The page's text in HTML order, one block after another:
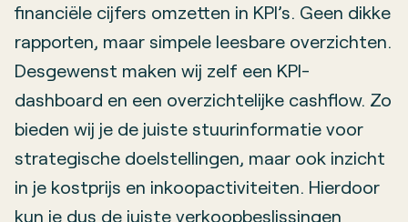
financiële cijfers omzetten in KPI’s. Geen dikke
rapporten, maar simpele leesbare overzichten.
Desgewenst maken wij zelf een KPI-
dashboard en een overzichtelijke cashflow. Zo
bieden wij je de juiste stuurinformatie voor
strategische doelstellingen, maar ook inzicht
in je kostprijs en inkoopactiviteiten. Hierdoor
kun je dus de juiste verkoopbeslissingen